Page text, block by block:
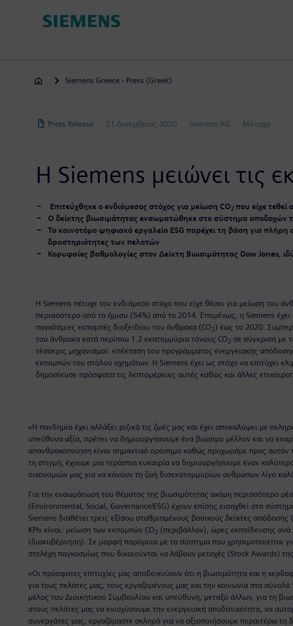
Siemens Greece - Press (Greek)
Press Release 21 Δεκέμβριος 2020 Siemens AG Μόναχο
Η Siemens μειώνει τις
Επιτεύχθηκε ο ενδιάμεσος στόχος για μείωση CO2 που είχε τεθεί
Ο δείκτης βιωσιμότητας ενσωματώθηκε στο σύστημα αποδοχών
Το καινοτόμο ψηφιακό εργαλείο ESG παρέχει τη βάση για πλήρη
δραστηριότητες των πελατών
Κορυφαίες βαθμολογίες στον Δείκτη Βιωσιμότητας Dow Jones,
Η Siemens πέτυχε τον ενδιάμεσο στόχο που είχε θέσει για μείωση του
περισσότερο από το ήμισυ (54%) από το 2014. Επομένως, η Siemens έχει
παγκόσμιες εκπομπές διοξειδίου του άνθρακα (CO2) έως το 2020.
του άνθρακα κατά περίπου 1.2 εκατομμύρια τόνους CO2 σε σύγκριση με
τέσσερις μηχανισμοί: επέκταση του προγράμματος ενεργειακής
εκπομπών του στόλου οχημάτων. Η Siemens έχει ως στόχο να επιτύχει
δημοσίευσε πρόσφατα τις λεπτομέρειες αυτές καθώς και άλλες
«Η πανδημία έχει αλλάξει ριζικά τις ζωές μας και έχει αποκαλύψει με
υπεύθυνα αξία, πρέπει να δημιουργήσουμε ένα βιώσιμο μέλλον και να
απανθρακοποίηση είναι σημαντικό ορόσημο καθώς προχωράμε προς
τη στιγμή, έχουμε μια τεράστια ευκαιρία να δημιουργήσουμε έναν
οικονομιών μας για να κάνουν τη ζωή δισεκατομμυρίων ανθρώπων λίγο
Για την ενσωμάτωση του θέματος της βιωσιμότητας ακόμη περισσότερο
(Environmental, Social, Governance/ESG) έχουν επίσης εισαχθεί στο
Siemens διαθέτει τρεις εξίσου σταθμισμένους βασικούς δείκτες
KPIs είναι: μείωση των εκπομπών CO2 (περιβάλλον), ώρες εκπαίδευσης ανά
(διακυβέρνηση). Σε μορφή παρόμοια με το σύστημα που χρησιμοποιείται
στελέχη παγκοσμίως που δικαιούνται να λάβουν μετοχές (Stock Awards) της
«Οι πρόσφατες επιτυχίες μας αποδεικνύουν ότι η βιωσιμότητα και η
για τους πελάτες μας, τους εργαζομένους μας και την κοινωνία στο
μέλος του Διοικητικού Συμβουλίου και υπεύθυνη, μεταξύ άλλων, για τη
στους πελάτες μας να ενισχύσουμε την ενεργειακή αποδοτικότητα, να
συνεργάτες μας, εργαζόμαστε σκληρά για να αξιοποιήσουμε περαιτέρω τη